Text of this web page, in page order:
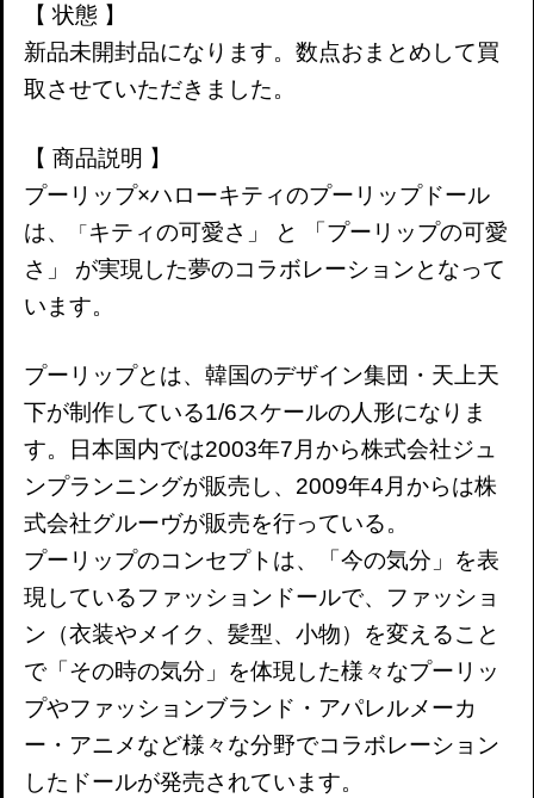
【 状態 】
新品未開封品になります。数点おまとめして買
取させていただきました。
【 商品説明 】
プーリップ×ハローキティのプーリップドール
は、
「 キティの可愛さ」 と 「プーリップの可愛
さ」 が実現した夢のコラボレーションとなって
います。
プーリップとは、韓国のデザイン集団・天上天
下が制作している1/6スケールの人形になりま
す。日本国内では2003年7月から株式会社ジュ
ンプランニングが販売し、2009年4月からは株
式会社グルーヴが販売を行っている。
プーリップのコンセプトは、「今の気分」を表
現しているファッションドールで、ファッショ
ン（衣装やメイク、髪型、小物）を変えること
で「その時の気分」を体現した様々なプーリッ
プやファッションブランド・アパレルメーカ
ー・アニメなど様々な分野でコラボレーション
したドールが発売されています。